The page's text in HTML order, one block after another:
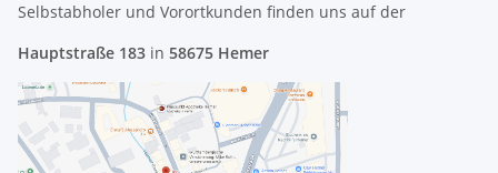
Selbstabholer und Vorortkunden finden uns auf der
Hauptstraße 183 in 58675 Hemer